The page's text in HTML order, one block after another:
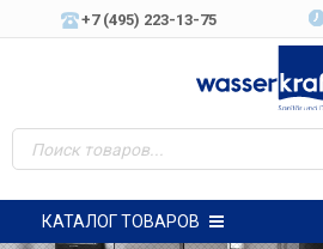
+7 (495) 223-13-75
КАТАЛОГ ТОВАРОВ